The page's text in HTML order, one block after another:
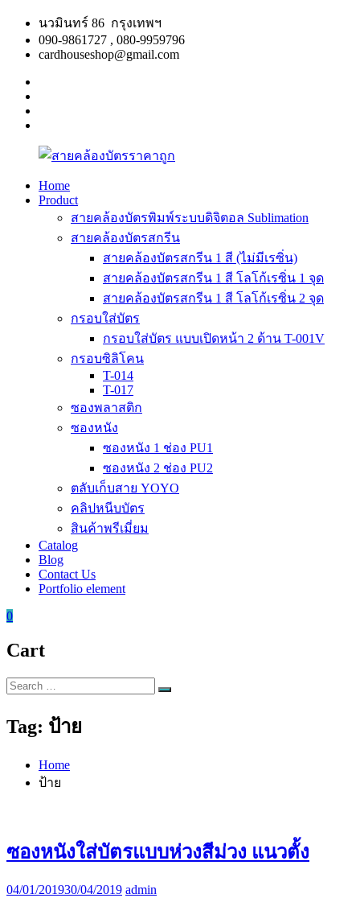
Skip
content
นวมินทร์ 86 กรุงเทพฯ
090-9861727 , 080-9959796
cardhouseshop@gmail.com
สาย
สินค้า
Home
Product
สายคล้องบัตรพิมพ์ระบบดิจิตอล Sublimation
สายคล้องบัตรสกรีน
สายคล้องบัตรสกรีน 1 สี (ไม่มีเรซิ่น)
สายคล้องบัตรสกรีน 1 สี โลโก้เรซิ่น 1 จุด
สายคล้องบัตรสกรีน 1 สี โลโก้เรซิ่น 2 จุด
กรอบใส่บัตร
กรอบใส่บัตร แบบเปิดหน้า 2 ด้าน T-001V
กรอบซิลิโคน
T-014
T-017
ซองพลาสติก
ซองหนัง
ซองหนัง 1 ช่อง PU1
ซองหนัง 2 ช่อง PU2
ตลับเก็บสาย YOYO
คลิปหนีบบัตร
สินค้าพรีเมี่ยม
Catalog
Blog
Contact Us
Portfolio element
0
Cart
Search
for:
Search
Tag: ป้าย
Home
ป้าย
ซองหนังใส่บัตรแบบห่วงสีม่วง แนวตั้ง
04/01/201930/04/2019 admin